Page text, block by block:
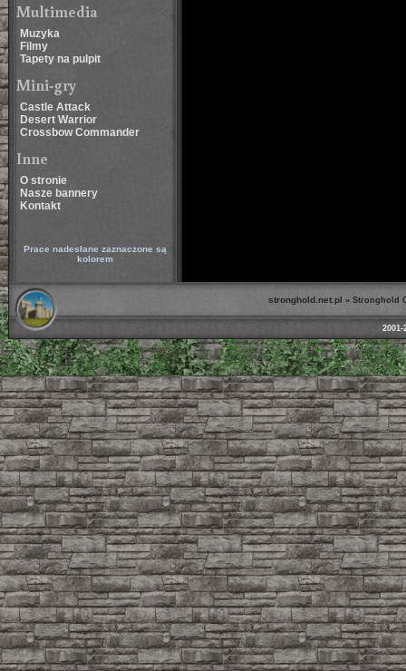
Multimedia
Muzyka
Filmy
Tapety na pulpit
Mini-gry
Castle Attack
Desert Warrior
Crossbow Commander
Inne
O stronie
Nasze bannery
Kontakt
Prace nadesłane zaznaczone są
kolorem
stronghold.net.pl » Stronghold